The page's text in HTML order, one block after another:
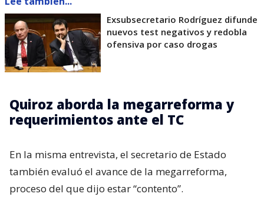
Exsubsecretario Rodríguez difunde
nuevos test negativos y redobla
ofensiva por caso drogas
Quiroz aborda la megarreforma y
requerimientos ante el TC
En la misma entrevista, el secretario de Estado
también evaluó el avance de la megarreforma,
proceso del que dijo estar “contento”.